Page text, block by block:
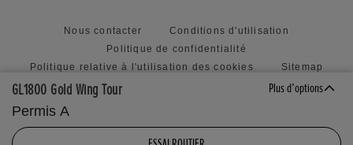
GL1800 Gold Wing Tour
Permis A
Plus d’options
Nous contacter
Conditions d'utilisation
Politique de confidentialité
Politique relative à l'utilisation des cookies
Sitemap
Honda RoadSync Connected Services and Products